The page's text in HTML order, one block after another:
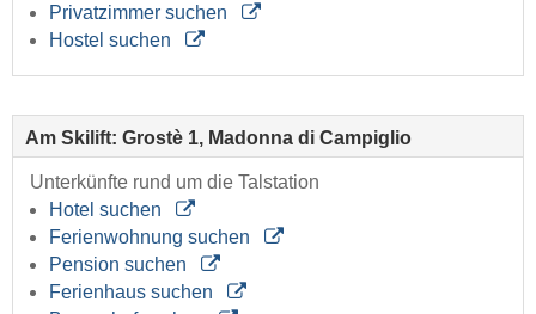
Privatzimmer suchen
Hostel suchen
Am Skilift: Grostè 1, Madonna di Campiglio
Unterkünfte rund um die Talstation
Hotel suchen
Ferienwohnung suchen
Pension suchen
Ferienhaus suchen